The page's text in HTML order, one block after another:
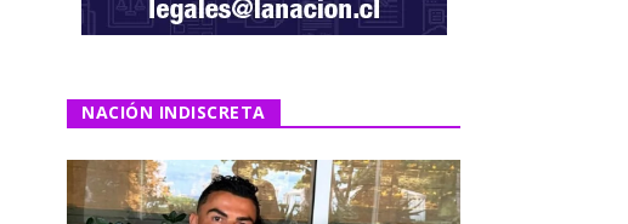
NACIÓN INDISCRETA